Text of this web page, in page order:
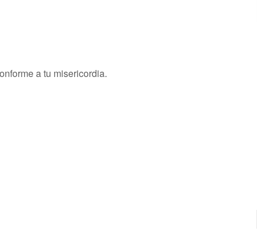
a tu misericordia.